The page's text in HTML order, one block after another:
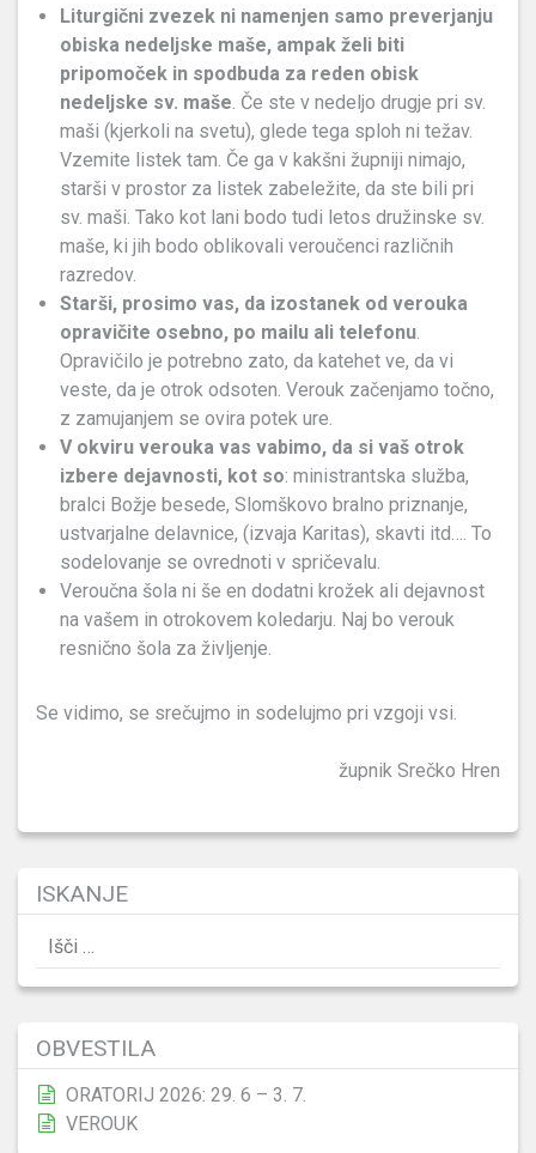
Liturgični zvezek ni namenjen samo preverjanju
obiska nedeljske maše, ampak želi biti
pripomoček in spodbuda za reden obisk
nedeljske sv. maše. Če ste v nedeljo drugje pri sv.
maši (kjerkoli na svetu), glede tega sploh ni težav.
Vzemite listek tam. Če ga v kakšni župniji nimajo,
starši v prostor za listek zabeležite, da ste bili pri
sv. maši. Tako kot lani bodo tudi letos družinske sv.
maše, ki jih bodo oblikovali veroučenci različnih
razredov.
Starši, prosimo vas, da izostanek od verouka
opravičite osebno, po mailu ali telefonu.
Opravičilo je potrebno zato, da katehet ve, da vi
veste, da je otrok odsoten. Verouk začenjamo točno,
z zamujanjem se ovira potek ure.
V okviru verouka vas vabimo, da si vaš otrok
izbere dejavnosti, kot so: ministrantska služba,
bralci Božje besede, Slomškovo bralno priznanje,
ustvarjalne delavnice, (izvaja Karitas), skavti itd…. To
sodelovanje se ovrednoti v spričevalu.
Veroučna šola ni še en dodatni krožek ali dejavnost
na vašem in otrokovem koledarju. Naj bo verouk
resnično šola za življenje.
Se vidimo, se srečujmo in sodelujmo pri vzgoji vsi.
župnik Srečko Hren
ISKANJE
Išči:
OBVESTILA
ORATORIJ 2026: 29. 6 – 3. 7.
VEROUK